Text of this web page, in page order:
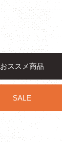
おススメ商品
SALE